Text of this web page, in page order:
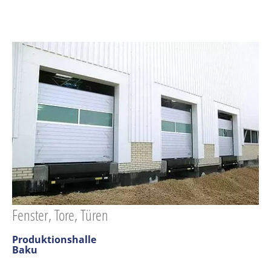
Fenster, Tore, Türen
Produktionshalle
Baku